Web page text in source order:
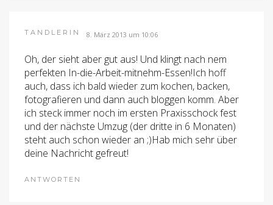
TANDLERIN 8. März 2013 um 10:06
Oh, der sieht aber gut aus! Und klingt nach nem
perfekten In-die-Arbeit-mitnehm-Essen!Ich hoff
auch, dass ich bald wieder zum kochen, backen,
fotografieren und dann auch bloggen komm. Aber
ich steck immer noch im ersten Praxisschock fest
und der nächste Umzug (der dritte in 6 Monaten)
steht auch schon wieder an ;)Hab mich sehr über
deine Nachricht gefreut!
ANTWORTEN